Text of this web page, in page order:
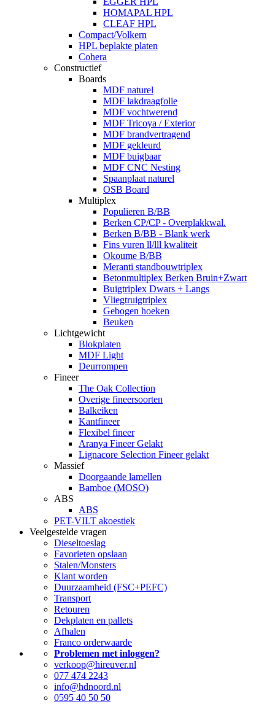
HOMAPAL HPL
CLEAF HPL
Compact/Volkern
HPL beplakte platen
Cohera
Constructief
Boards
MDF naturel
MDF lakdraagfolie
MDF vochtwerend
MDF Tricoya / Exterior
MDF brandvertragend
MDF gekleurd
MDF buigbaar
MDF CNC Nesting
Spaanplaat naturel
OSB Board
Multiplex
Populieren B/BB
Berken CP/CP - Overplakkwal.
Berken B/BB - Blank werk
Fins vuren ll/lll kwaliteit
Okoume B/BB
Meranti standbouwtriplex
Betonmultiplex Berken Bruin+Zwart
Buigtriplex Dwars + Langs
Vliegtruigtriplex
Gebogen hoeken
Beuken
Lichtgewicht
Blokplaten
MDF Light
Deurrompen
Fineer
The Oak Collection
Overige fineersoorten
Balkeiken
Kantfineer
Flexibel fineer
Aranya Fineer Gelakt
Lignacore Selection Fineer gelakt
Massief
Doorgaande lamellen
Bamboe (MOSO)
ABS
ABS
PET-VILT akoestiek
Veelgestelde vragen
Dieseltoeslag
Favorieten opslaan
Stalen/Monsters
Klant worden
Duurzaamheid (FSC+PEFC)
Transport
Retouren
Dekplaten en pallets
Afhalen
Franco orderwaarde
Problemen met inloggen?
verkoop@hireuver.nl
077 474 2243
info@hdnoord.nl
0595 40 50 50